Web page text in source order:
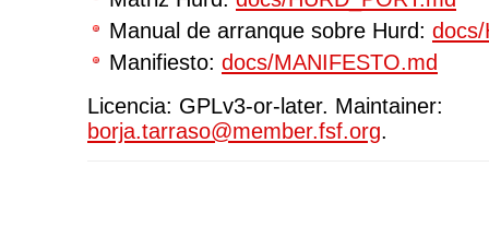
Manual de arranque sobre Hurd: docs/
Manifiesto: docs/MANIFESTO.md
Licencia: GPLv3-or-later. Maintainer:
borja.tarraso@member.fsf.org.